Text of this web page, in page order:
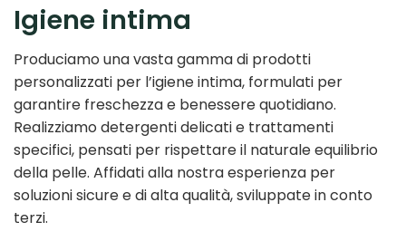
Igiene intima
Produciamo una vasta gamma di prodotti
personalizzati per l’igiene intima, formulati per
garantire freschezza e benessere quotidiano.
Realizziamo detergenti delicati e trattamenti
specifici, pensati per rispettare il naturale equilibrio
della pelle. Affidati alla nostra esperienza per
soluzioni sicure e di alta qualità, sviluppate in conto
terzi.